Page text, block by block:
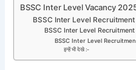
BSSC Inter Level Vacancy
BSSC Inter Level
BSSC Inter Level
BSSC Inter Level
इन्हें भी देखे :-